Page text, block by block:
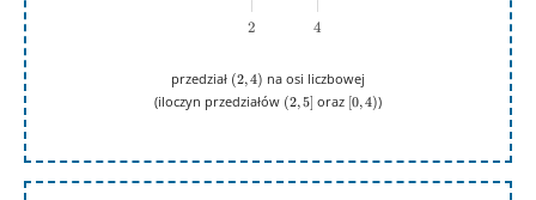
2
2 4
4
przedział (2,4)
(2,4) na osi liczbowej
(iloczyn przedziałów (2,5]
(2,5] oraz [0,4)
[0,4))